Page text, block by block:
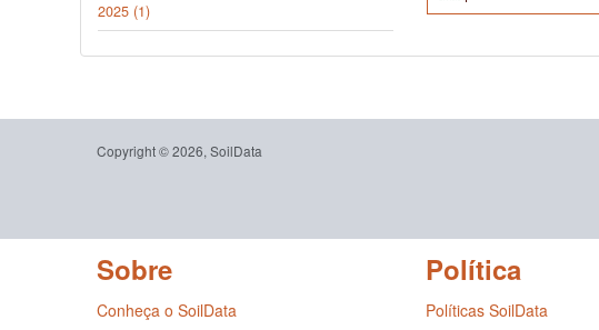
2025 (1)
Copyright © 2026, SoilData
Sobre
Conheça o SoilData
Política
Políticas SoilData